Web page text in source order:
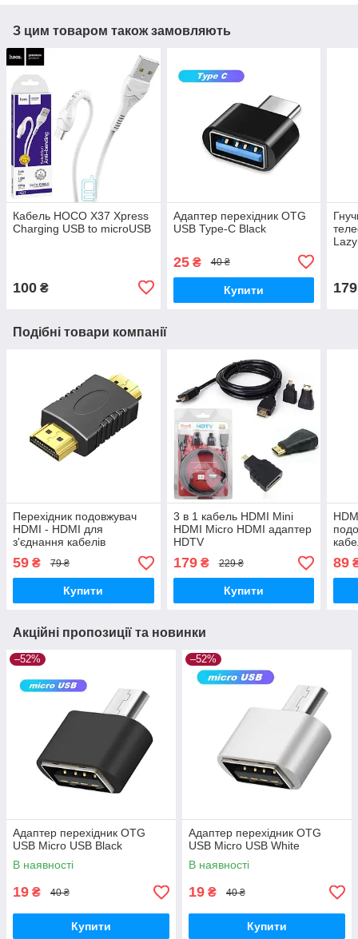
З цим товаром також замовляють
Кабель HOCO X37 Xpress
Charging USB to microUSB
100 ₴
Адаптер перехідник OTG
USB Type-C Black
25₴ 40 ₴
Купити 179
Подібні товари компанії
Перехідник подовжувач
HDMI - HDMI для
з'єднання кабелів
59 ₴ 79 ₴
Купити
3 в 1 кабель HDMI Mini
HDMI Micro HDMI адаптер
HDTV
179₴ 229 ₴
Купити
2.1
89
Акційні пропозиції та новинки
–52%
Адаптер перехідник OTG
USB Micro USB Black
В наявності
19 ₴ 40 ₴
Купити
–52%
Адаптер перехідник OTG
USB Micro USB White
В наявності
19 ₴ 40 ₴
Купити